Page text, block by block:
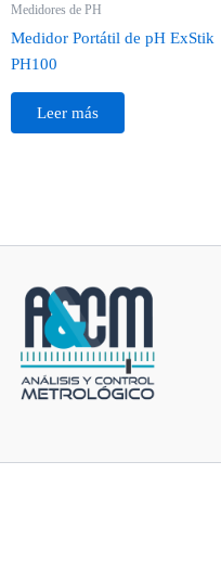
Medidores de PH
Medidor Portátil de pH ExStik
PH100
Leer más